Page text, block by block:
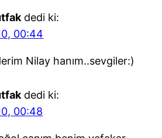
dedi ki:
00:44
Nilay hanım..sevgiler:)
dedi ki:
00:48